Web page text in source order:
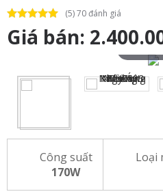
(5) 70 đánh giá
Giá bán:
Công suất
170W
Loại